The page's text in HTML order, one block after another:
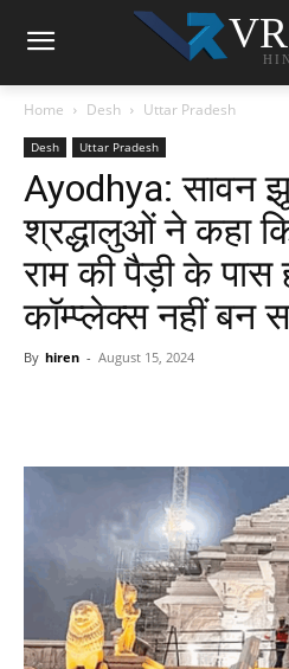
Home Desh Uttar Pradesh
Desh Uttar Pradesh
Ayodhya: सावन
श्रद्धालुओं ने कहा
राम की पैड़ी के पास
कॉम्प्लेक्स नहीं बन
By hiren - August 15, 2024